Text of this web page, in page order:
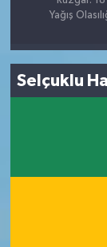
Yağış
Selçuklu